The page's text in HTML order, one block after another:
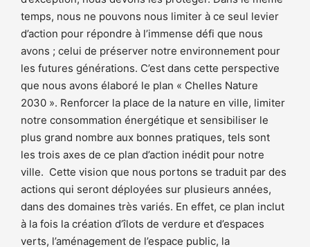
temps, nous ne pouvons nous limiter à ce seul levier
d’action pour répondre à l’immense défi que nous
avons ; celui de préserver notre environnement pour
les futures générations. C’est dans cette perspective
que nous avons élaboré le plan « Chelles Nature
2030 ». Renforcer la place de la nature en ville, limiter
notre consommation énergétique et sensibiliser le
plus grand nombre aux bonnes pratiques, tels sont
les trois axes de ce plan d’action inédit pour notre
ville. Cette vision que nous portons se traduit par des
actions qui seront déployées sur plusieurs années,
dans des domaines très variés. En effet, ce plan inclut
à la fois la création d’îlots de verdure et d’espaces
verts, l’aménagement de l’espace public, la